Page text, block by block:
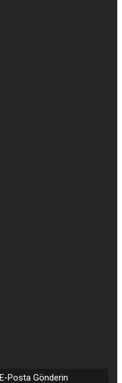
E-Posta Gönderin